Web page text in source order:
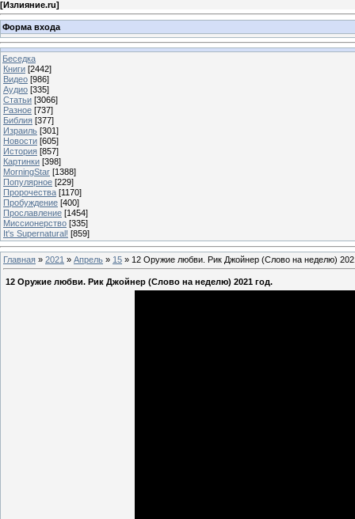
[Излияние.ru]
Форма входа
Беседка
Книги [2442]
Видео [986]
Аудио [335]
Статьи [3066]
Разное [737]
Библия [377]
Израиль [301]
Новости [605]
История [857]
Картинки [398]
MorningStar [1388]
Популярное [229]
Пророчества [1170]
Пробуждение [400]
Прославление [1454]
Миссионерство [335]
It's Supernatural! [859]
Главная » 2021 » Апрель » 15 » 12 Оружие любви. Рик Джойнер (Слово на неделю)
12 Оружие любви. Рик Джойнер (Слово на неделю) 2021 год.